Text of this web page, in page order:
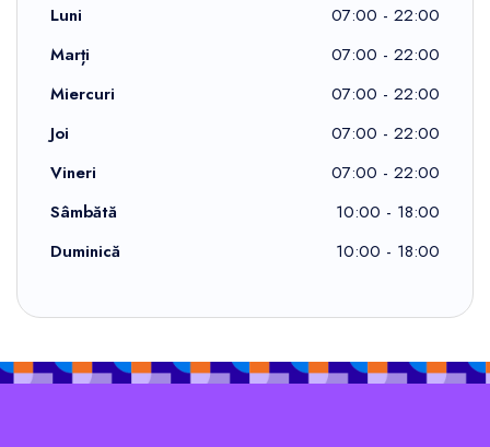
Luni
07:00 - 22:00
Marți
07:00 - 22:00
Miercuri
07:00 - 22:00
Joi
07:00 - 22:00
Vineri
07:00 - 22:00
Sâmbătă
10:00 - 18:00
Duminică
10:00 - 18:00